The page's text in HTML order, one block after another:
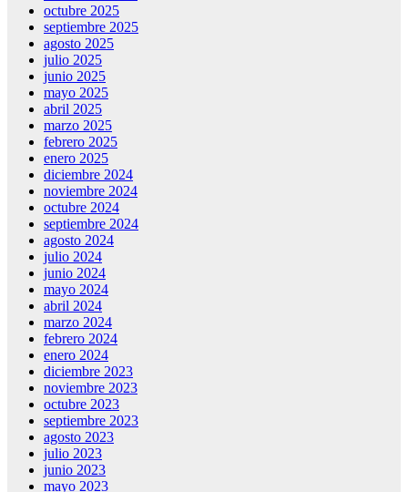
octubre 2025
septiembre 2025
agosto 2025
julio 2025
junio 2025
mayo 2025
abril 2025
marzo 2025
febrero 2025
enero 2025
diciembre 2024
noviembre 2024
octubre 2024
septiembre 2024
agosto 2024
julio 2024
junio 2024
mayo 2024
abril 2024
marzo 2024
febrero 2024
enero 2024
diciembre 2023
noviembre 2023
octubre 2023
septiembre 2023
agosto 2023
julio 2023
junio 2023
mayo 2023